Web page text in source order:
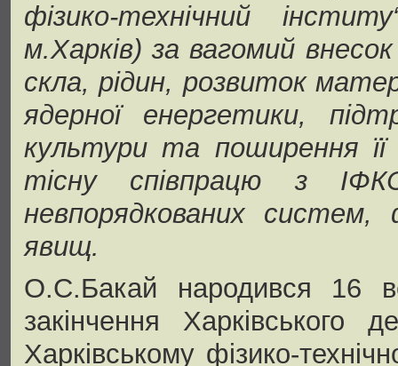
фізико-технічний
м.Харків) за вагомий
скла, рідин, розвиток
ядерної енергетики,
культури та поширення
тісну співпрацю з
невпорядкованих
явищ.
О.С.Бакай народився 16
закінчення Харківського
Харківському фізико-